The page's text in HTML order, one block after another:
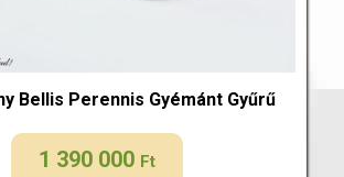
Bellis Perennis Gyémánt Gyűrű
1 390 000 Ft